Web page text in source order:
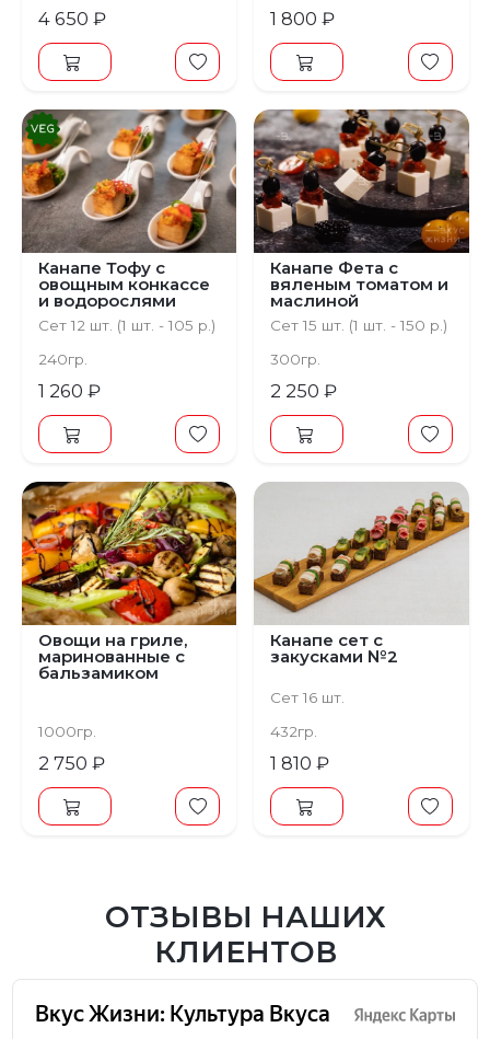
4 650 ₽ 1 800 ₽
Канапе Тофу с
овощным конкассе
и водорослями
Чука
Сет 12 шт. (1 шт. - 105 р.)
240гр.
1 260 ₽
Канапе Фета с
вяленым томатом и
маслиной
Сет 15 шт. (1 шт. - 150 р.)
300гр.
2 250 ₽
Овощи на гриле,
маринованные с
бальзамиком
1000гр.
2 750 ₽
Канапе сет с
закусками №2
Сет 16 шт.
432гр.
1 810 ₽
ОТЗЫВЫ НАШИХ
КЛИЕНТОВ